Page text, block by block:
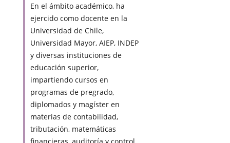
En el ámbito académico, ha
ejercido como docente en la
Universidad de Chile,
Universidad Mayor, AIEP, INDEP
y diversas instituciones de
educación superior,
impartiendo cursos en
programas de pregrado,
diplomados y magíster en
materias de contabilidad,
tributación, matemáticas